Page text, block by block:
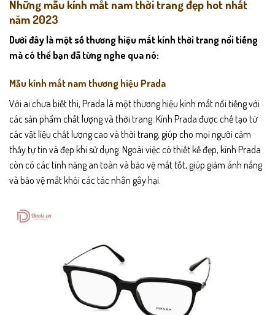
Những mẫu kính mắt nam thời trang đẹp hot nhất
năm 2023
Dưới đây là một số thương hiệu mắt kính thời trang nổi tiếng
mà có thể bạn đã từng nghe qua nó:
Mẫu kính mắt nam thương hiệu Prada
Với ai chưa biết thì, Prada là một thương hiệu kính mắt nổi tiếng với
các sản phẩm chất lượng và thời trang. Kính Prada được chế tạo từ
các vật liệu chất lượng cao và thời trang, giúp cho mọi người cảm
thấy tự tin và đẹp khi sử dụng. Ngoài việc có thiết kế đẹp, kính Prada
còn có các tính năng an toàn và bảo vệ mắt tốt, giúp giảm ánh nắng
và bảo vệ mắt khỏi các tác nhân gây hại.